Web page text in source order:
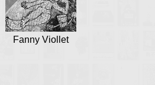
Fanny Viollet